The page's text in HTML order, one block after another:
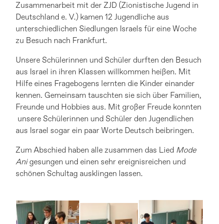
Zusammenarbeit mit der ZJD (Zionistische Jugend in
Deutschland e. V.) kamen 12 Jugendliche aus
unterschiedlichen Siedlungen Israels für eine Woche
zu Besuch nach Frankfurt.
Unsere Schülerinnen und Schüler durften den Besuch
aus Israel in ihren Klassen willkommen heißen. Mit
Hilfe eines Fragebogens lernten die Kinder einander
kennen. Gemeinsam tauschten sie sich über Familien,
Freunde und Hobbies aus. Mit großer Freude konnten
unsere Schülerinnen und Schüler den Jugendlichen
aus Israel sogar ein paar Worte Deutsch beibringen.
Zum Abschied haben alle zusammen das Lied Mode
Anigesungen und einen sehr ereignisreichen und
schönen Schultag ausklingen lassen.